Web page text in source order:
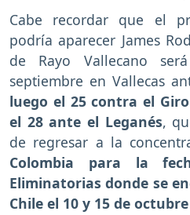
Cabe recordar que el
podría aparecer James
de Rayo Vallecano
septiembre en Vallecas
luego el 25 contra el
el 28 ante el Leganés,
de regresar a la
Colombia para la
Eliminatorias donde se
Chile el 10 y 15 de